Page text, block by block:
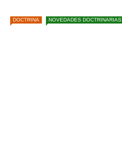
DOCTRINA NOVEDADES DOCTRINARIAS